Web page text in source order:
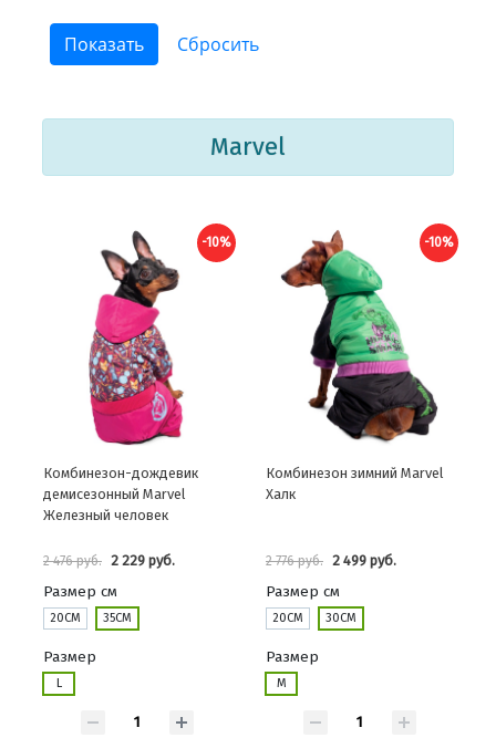
Marvel
-10%
Комбинезон-дождевик
демисезонный Marvel
Железный человек
2 476 руб. 2 229 руб.
Размер см
20СМ 35СМ
Размер
L
-10%
Комбинезон зимний Marvel
Халк
2 776 руб. 2 499 руб.
Размер см
20СМ 30СМ
Размер
M